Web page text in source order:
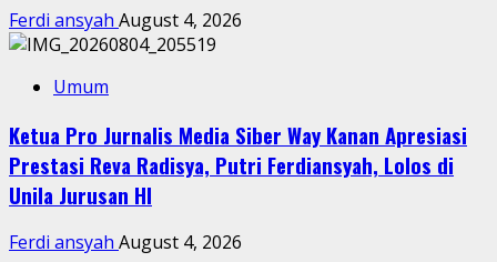
Ferdi ansyah August 4, 2026
Umum
Ketua Pro Jurnalis Media Siber Way Kanan Apresiasi
Prestasi Reva Radisya, Putri Ferdiansyah, Lolos di
Unila Jurusan HI
Ferdi ansyah August 4, 2026